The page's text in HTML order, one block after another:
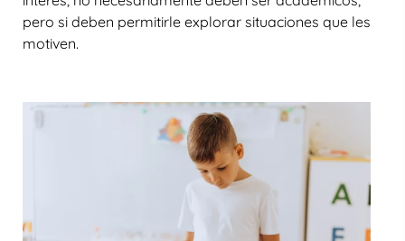
pero si deben permitirle explorar situaciones que les
motiven.